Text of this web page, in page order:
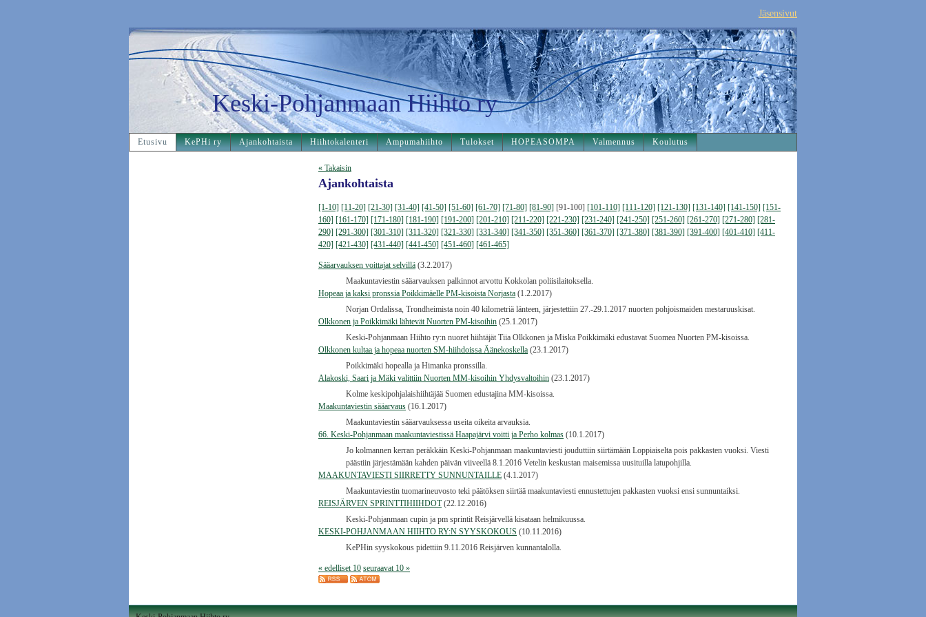
Jäsensivut
Keski-Pohjanmaan Hiihto ry
Etusivu KePHi ry Ajankohtaista Hiihtokalenteri Ampumahiihto Tulokset HOPEASOMPA Valmennus Koulutus
« Takaisin
Ajankohtaista
[1-10] [11-20] [21-30] [31-40] [41-50] [51-60] [61-70] [71-80] [81-90] [91-100] [101-110] [111-120] [121-130] [131-140] [141-150] [151-
160] [161-170] [171-180] [181-190] [191-200] [201-210] [211-220] [221-230] [231-240] [241-250] [251-260] [261-270] [271-280] [281-
290] [291-300] [301-310] [311-320] [321-330] [331-340] [341-350] [351-360] [361-370] [371-380] [381-390] [391-400] [401-410] [411-
420] [421-430] [431-440] [441-450] [451-460] [461-465]
Sääarvauksen voittajat selvillä (3.2.2017)
Maakuntaviestin sääarvauksen palkinnot arvottu Kokkolan poliisilaitoksella.
Hopeaa ja kaksi pronssia Poikkimäelle PM-kisoista Norjasta (1.2.2017)
Norjan Ordalissa, Trondheimista noin 40 kilometriä länteen, järjestettiin 27.-29.1.2017 nuorten pohjoismaiden mestaruuskisat.
Olkkonen ja Poikkimäki lähtevät Nuorten PM-kisoihin (25.1.2017)
Keski-Pohjanmaan Hiihto ry:n nuoret hiihtäjät Tiia Olkkonen ja Miska Poikkimäki edustavat Suomea Nuorten PM-kisoissa.
Olkkonen kultaa ja hopeaa nuorten SM-hiihdoissa Äänekoskella (23.1.2017)
Poikkimäki hopealla ja Himanka pronssilla.
Alakoski, Saari ja Mäki valittiin Nuorten MM-kisoihin Yhdysvaltoihin (23.1.2017)
Kolme keskipohjalaishiihtäjää Suomen edustajina MM-kisoissa.
Maakuntaviestin sääarvaus (16.1.2017)
Maakuntaviestin sääarvauksessa useita oikeita arvauksia.
66. Keski-Pohjanmaan maakuntaviestissä Haapajärvi voitti ja Perho kolmas (10.1.2017)
Jo kolmannen kerran peräkkäin Keski-Pohjanmaan maakuntaviesti jouduttiin siirtämään Loppiaiselta pois pakkasten vuoksi. Viesti
päästiin järjestämään kahden päivän viiveellä 8.1.2016 Vetelin keskustan maisemissa uusituilla latupohjilla.
MAAKUNTAVIESTI SIIRRETTY SUNNUNTAILLE (4.1.2017)
Maakuntaviestin tuomarineuvosto teki päätöksen siirtää maakuntaviesti ennustettujen pakkasten vuoksi ensi sunnuntaiksi.
REISJÄRVEN SPRINTTIHIIHDOT (22.12.2016)
Keski-Pohjanmaan cupin ja pm sprintit Reisjärvellä kisataan helmikuussa.
KESKI-POHJANMAAN HIIHTO RY:N SYYSKOKOUS (10.11.2016)
KePHin syyskokous pidettiin 9.11.2016 Reisjärven kunnantalolla.
« edelliset 10 seuraavat 10 »